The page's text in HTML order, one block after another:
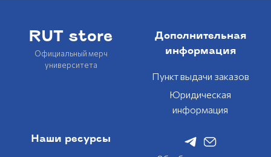
RUT store
Официальный мерч
университета
Дополнительная
информация
Пункт выдачи заказов
Юридическая
информация
Наши ресурсы